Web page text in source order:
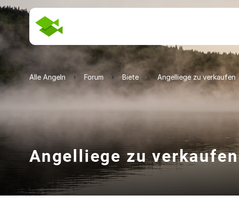
Alle Angeln Forum Biete Angelliege zu verkaufen
Angelliege zu verkaufen